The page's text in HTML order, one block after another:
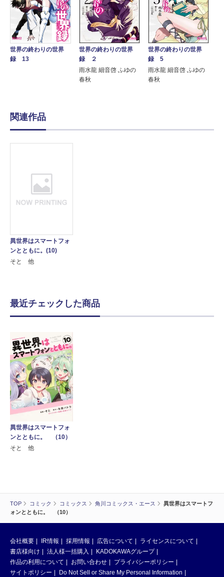
TOP コミック コミックス 角川コミックス・エース
異世界はスマートフ
ォンとともに。 （10）
世界の終わりの世界
録 13
世界の終わりの世界
録 ２
雨水龍 細音啓 ふゆの
春秋
世界の終わりの世界
録 5
雨水龍 細音啓 ふゆの
春秋
関連作品
異世界はスマートフォ
ンとともに。(10)
そと 他
最近チェックした商品
異世界はスマートフォ
ンとともに。 （10）
そと 他
会社概要 IR情報 採用情報 広告について
ライセンスについて
書店様向け
法人様一括購入
KADOKAWAグループ
作品の利用について
お問い合わせ
プライバシーポリシー
サイトポリシー
Do Not Sell or Share My Personal Information